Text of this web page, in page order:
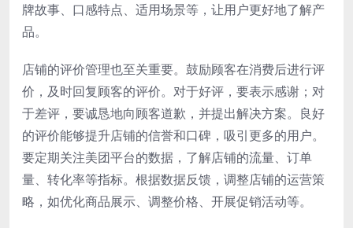
牌故事、口感特点、适用场景等，让用户更好地了解产
品。
店铺的评价管理也至关重要。鼓励顾客在消费后进行评
价，及时回复顾客的评价。对于好评，要表示感谢；对
于差评，要诚恳地向顾客道歉，并提出解决方案。良好
的评价能够提升店铺的信誉和口碑，吸引更多的用户。
要定期关注美团平台的数据，了解店铺的流量、订单
量、转化率等指标。根据数据反馈，调整店铺的运营策
略，如优化商品展示、调整价格、开展促销活动等。